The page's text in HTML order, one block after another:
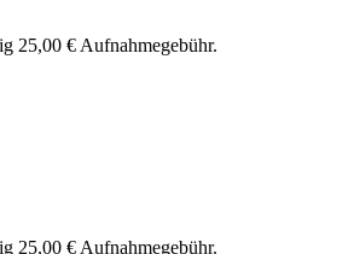
25,00 € Aufnahmegebühr.
25,00 € Aufnahmegebühr.